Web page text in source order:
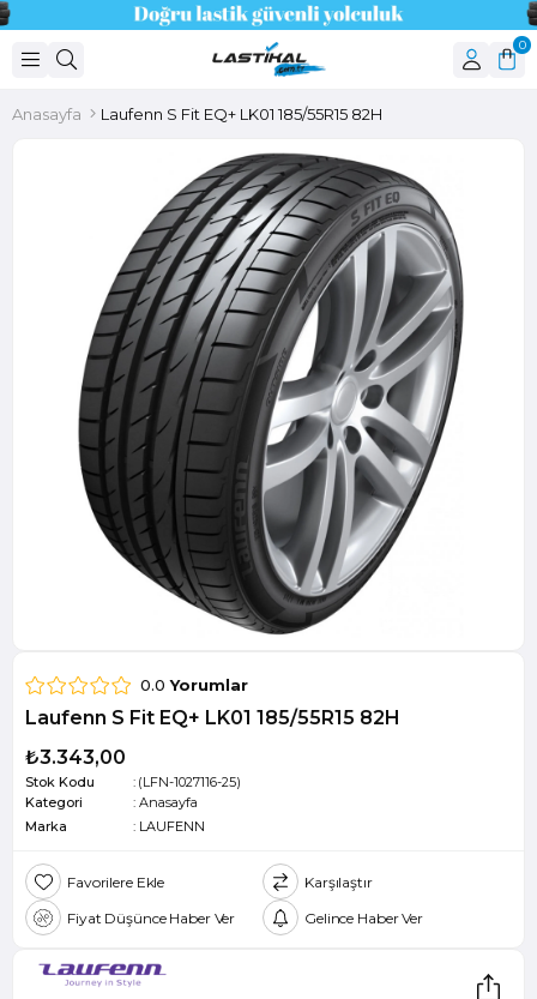
0
Anasayfa Laufenn S Fit EQ+ LK01 185/55R15 82H
0.0 Yorumlar
Laufenn S Fit EQ+ LK01 185/55R15 82H
₺3.343,00
Stok Kodu
(LFN-1027116-25)
Kategori
: Anasayfa
Marka
: LAUFENN
Favorilere Ekle
Karşılaştır
Fiyat Düşünce Haber Ver
Gelince Haber Ver